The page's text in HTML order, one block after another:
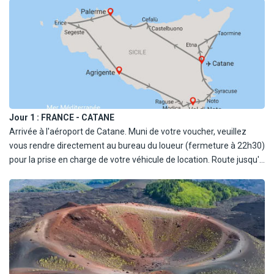
- Catégorie C1 (EMDR économique) type Ford Fiesta ou similaire
(4/5 places, 1 bagage).
- Catégorie D1 (CDMR compacte) type Ford Focus ou similaire (5
- Catégorie S2 (SWMR break) type Opel Astra SW ou similaire (5
Sur demande (nous consulter) :
- Catégorie C (EDMR économique) type Opel Corsa ou similaire
(4/5 places, 1 bagage).
- Catégorie D (CDMR compacte) type Volkswagen Golf ou similaire
- Catégorie J (XGMR crossover) type Ford Ecosport ou similaire (5
places, 2 bagages).
- Catégorie J1 (XGMR crossover) type Opel Mokka ou similaire (5
places, 2 bagages).
- Catégorie S (SWMR break) type Ford Focus ou similaire (5 places,
3 bagages).
Jour 1 : FRANCE - CATANE
Arrivée à l'aéroport de Catane. Muni de votre voucher, veuillez
vous rendre directement au bureau du loueur (fermeture à 22h30)
pour la prise en charge de votre véhicule de location. Route jusqu'à